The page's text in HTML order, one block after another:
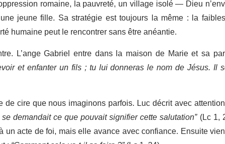
romaine, la pauvreté, un village isolé — Dieu
jeune fille. Sa stratégie est toujours la même : la
humaine peut le rencontrer sans être anéantie.
L’ange Gabriel entre dans la maison de Marie et sa
et enfanter un fils ; tu lui donneras le nom de Jésus. Il
cire que nous imaginons parfois. Luc décrit avec
demandait ce que pouvait signifier cette salutation”(Lc 1,
acte de foi, mais elle avance avec confiance. Ensuite